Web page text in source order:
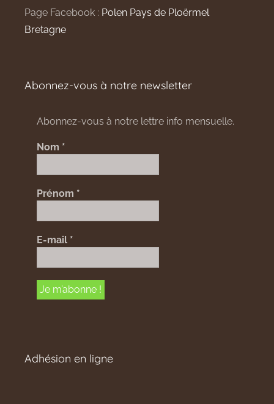
Page Facebook : Polen Pays de Ploërmel
Bretagne
Abonnez-vous à notre newsletter
Abonnez-vous à notre lettre info mensuelle.
Nom *
Prénom *
E-mail *
Adhésion en ligne